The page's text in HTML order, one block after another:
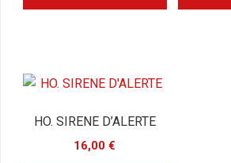
HO. SIRENE D’ALERTE
16,00€